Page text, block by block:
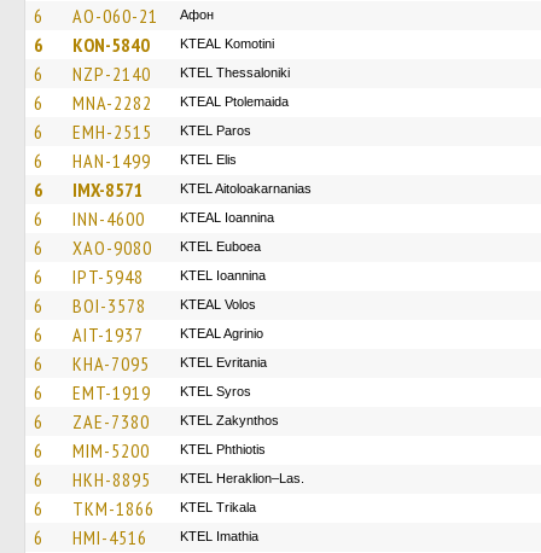
6 AO-060-21 Афон
6 KON-5840 KTEAL Komotini
6 NZP-2140 KTEL Thessaloniki
6 MNA-2282 KTEAL Ptolemaida
6 EMH-2515 KTEL Paros
6 HAN-1499 KTEL Elis
6 IMX-8571 KTEL Aitoloakarnanias
6 INN-4600 KTEAL Ioannina
6 XAO-9080 ΚΤΕL Euboea
6 IPT-5948 KTEL Ioannina
6 BOI-3578 KTEAL Volos
6 AIT-1937 KTEAL Agrinio
6 KHA-7095 ΚΤΕL Evritania
6 EMT-1919 KTEL Syros
6 ZAE-7380 KTEL Zakynthos
6 MIM-5200 ΚΤΕL Phthiotis
6 HKH-8895 KTEL Heraklion–Las.
6 TKM-1866 ΚΤΕL Τrikala
6 HMI-4516 KTEL Imathia